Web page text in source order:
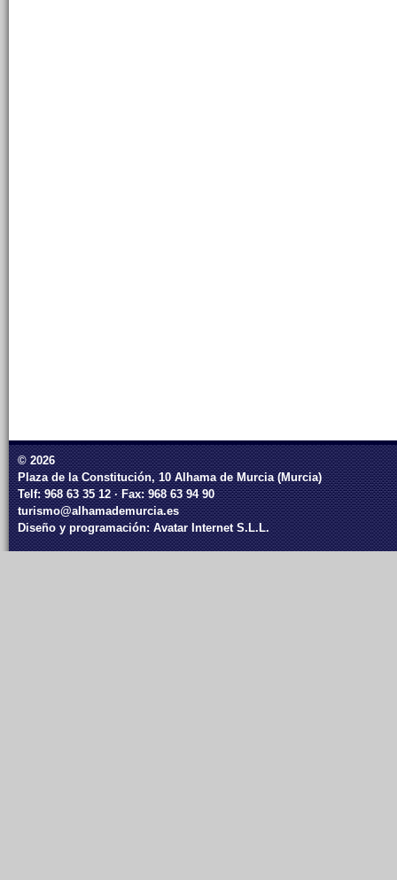
© 2026
Plaza de la Constitución, 10 Alhama de Murcia (Murcia)
Telf: 968 63 35 12 · Fax: 968 63 94 90
turismo@alhamademurcia.es
Diseño y programación:Avatar Internet S.L.L.